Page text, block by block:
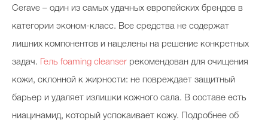
Сerave – один из самых удачных европейских брендов в
категории эконом-класс. Все средства не содержат
лишних компонентов и нацелены на решение конкретных
задач. Гель foaming cleanser рекомендован для очищения
кожи, склонной к жирности: не повреждает защитный
барьер и удаляет излишки кожного сала. В составе есть
ниацинамид, который успокаивает кожу. Подробнее об